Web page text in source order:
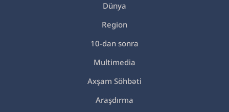
Dünya
Region
10-dan sonra
Multimedia
Axşam Söhbəti
Araşdırma